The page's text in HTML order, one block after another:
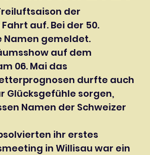
der
auf. Bei der 50.
Namen gemeldet.
auf dem
06. Mai das
durfte auch
Glücksgefühle sorgen,
Namen der Schweizer
ihr erstes
in Willisau war ein